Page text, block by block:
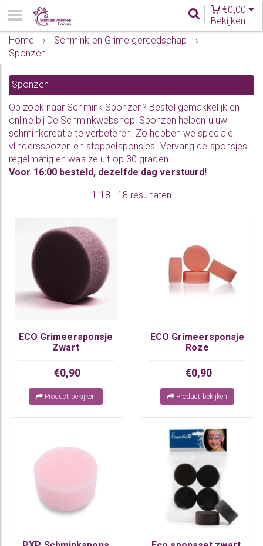
€0,00
Bekijken
Home
› Schmink en Grime gereedschap
›
Sponzen
Sponzen
Op zoek naar Schmink Sponzen? Bestel gemakkelijk en
online bij De Schminkwebshop! Sponzen helpen u uw
schminkcreatie te verbeteren. Zo hebben we speciale
vlindersspozen en stoppelsponsjes. Vervang de sponsjes
regelmatig en was ze uit op 30 graden.
Voor 16:00 besteld, dezelfde dag verstuurd!
1-18 | 18 resultaten
ECO Grimeersponsje
Zwart
€0,90
Product bekijken
ECO Grimeersponsje
Roze
€0,90
Product bekijken